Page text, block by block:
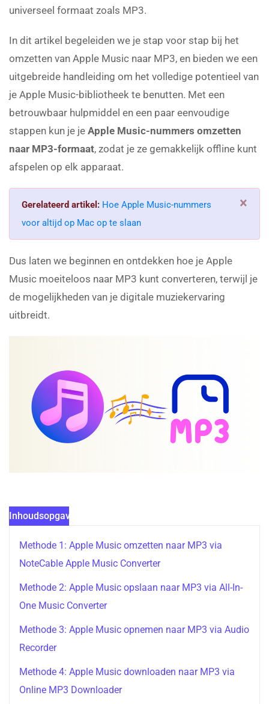
universeel formaat zoals MP3.
In dit artikel begeleiden we je stap voor stap bij het
omzetten van Apple Music naar MP3, en bieden we een
uitgebreide handleiding om het volledige potentieel van
je Apple Music-bibliotheek te benutten. Met een
betrouwbaar hulpmiddel en een paar eenvoudige
stappen kun je je Apple Music-nummers omzetten
naar MP3-formaat, zodat je ze gemakkelijk offline kunt
afspelen op elk apparaat.
Gerelateerd artikel: Hoe Apple Music-nummers
voor altijd op Mac op te slaan
×
Dus laten we beginnen en ontdekken hoe je Apple
Music moeiteloos naar MP3 kunt converteren, terwijl je
de mogelijkheden van je digitale muziekervaring
uitbreidt.
Inhoudsopgave
Methode 1: Apple Music omzetten naar MP3 via
NoteCable Apple Music Converter
Methode 2: Apple Music opslaan naar MP3 via All-In-
One Music Converter
Methode 3: Apple Music opnemen naar MP3 via Audio
Recorder
Methode 4: Apple Music downloaden naar MP3 via
Online MP3 Downloader